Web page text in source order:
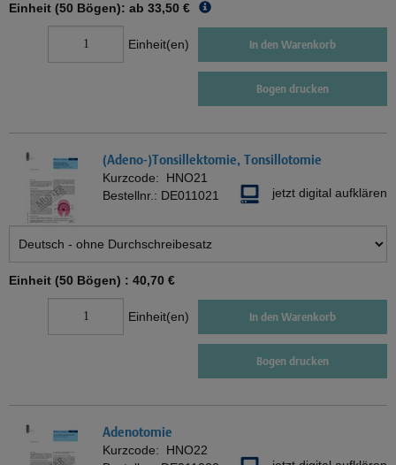
Einheit (50 Bögen): ab 33,50 €
Einheit(en) In den Warenkorb
Bogen drucken
(Adeno-)Tonsillektomie, Tonsillotomie
Kurzcode: HNO21
Bestellnr.: DE011021 jetzt digital aufklären
Einheit (50 Bögen) : 40,70 €
Einheit(en) In den Warenkorb
Bogen drucken
Adenotomie
Kurzcode: HNO22